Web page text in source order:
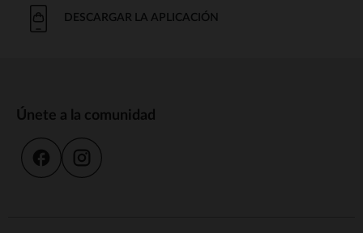
DESCARGAR LA APLICACIÓN
Únete a la comunidad